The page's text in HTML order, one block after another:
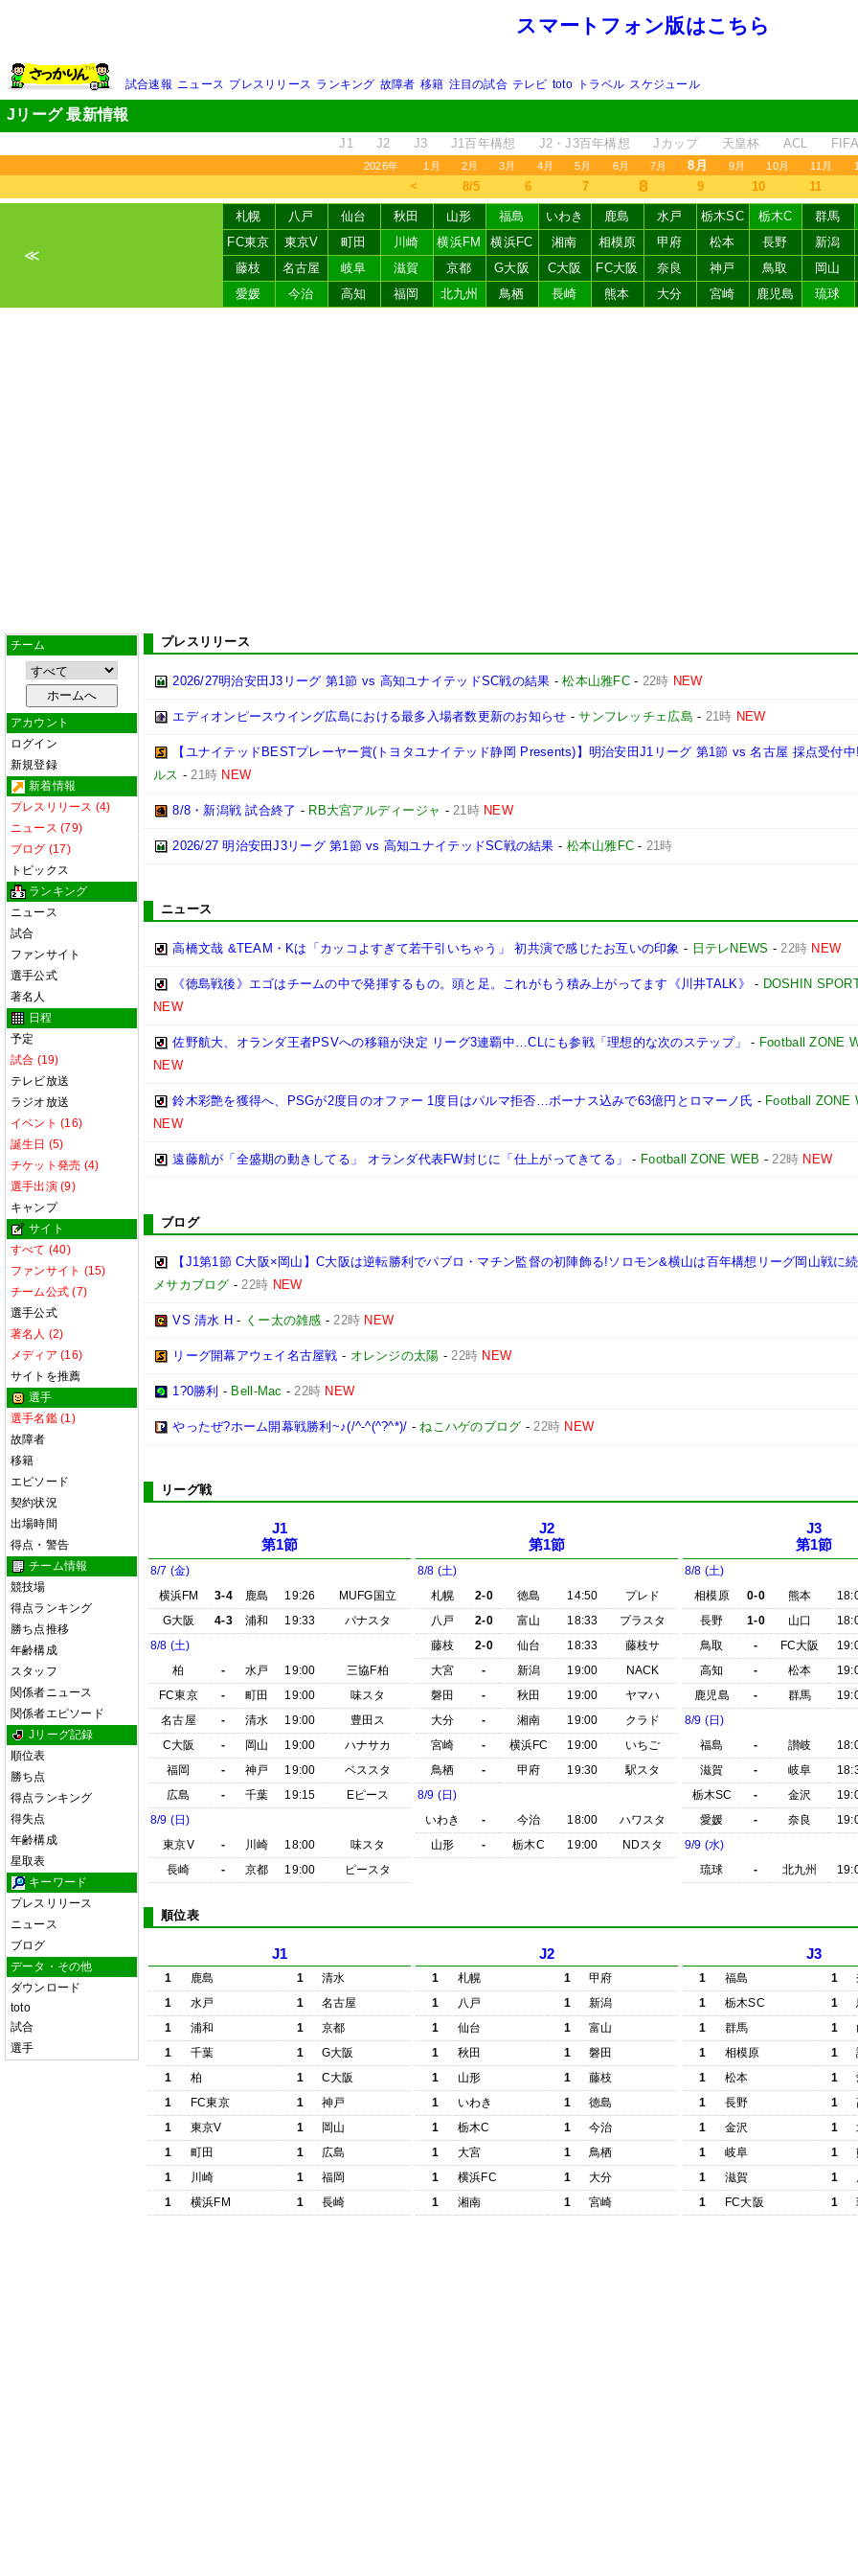
スマートフォン版はこちら
試合速報 ニュース プレスリリース ランキング 故障者 移籍 注目の試合 テレビ toto トラベル スケジュール
Jリーグ 最新情報
J1 J2 J3 J1百年構想 J2・J3百年構想 Jカップ 天皇杯 ACL
2026年 1月 2月 3月 4月 5月 6月 7月 8月 9月 10月 11月
＜ 8/5 6 7 8 9 10 11
≪
札幌 八戸 仙台 秋田 山形 福島 いわき 鹿島 水戸 栃木SC 栃木C 群馬
FC東京
東京V 町田 川崎 横浜FM 横浜FC 湘南 相模原 甲府 松本 長野 新潟
藤枝
名古屋 岐阜 滋賀 京都 G大阪 C大阪 FC大阪 奈良 神戸 鳥取 岡山
愛媛
今治 高知 福岡 北九州 鳥栖 長崎 熊本 大分 宮崎 鹿児島 琉球
チーム
アカウント
ログイン
新規登録
新着情報
プレスリリース (4)
ニュース (79)
ブログ (17)
トピックス
ランキング
ニュース
試合
ファンサイト
選手公式
著名人
日程
予定
試合 (19)
テレビ放送
ラジオ放送
イベント (16)
誕生日 (5)
チケット発売 (4)
選手出演 (9)
キャンプ
サイト
すべて (40)
ファンサイト (15)
チーム公式 (7)
選手公式
著名人 (2)
メディア (16)
サイトを推薦
選手
選手名鑑 (1)
故障者
移籍
エピソード
契約状況
出場時間
得点・警告
チーム情報
競技場
得点ランキング
勝ち点推移
年齢構成
スタッフ
関係者ニュース
関係者エピソード
Jリーグ記録
順位表
勝ち点
得点ランキング
得失点
年齢構成
星取表
キーワード
プレスリリース
ニュース
ブログ
データ・その他
ダウンロード
toto
試合
選手
プレスリリース
2026/27明治安田J3リーグ 第1節 vs 高知ユナイテッドSC戦の結果 -松本山雅FC- 22時 NEW
エディオンピースウイング広島における最多入場者数更新のお知らせ -サンフレッチェ広島 - 21時 NEW
【ユナイテッドBESTプレーヤー賞(トヨタユナイテッド静岡 Presents)】明治安田J1リーグ 第1節 vs 名古屋 採点受付中!
ルス -21時 NEW
8/8・新潟戦 試合終了 - RB大宮アルディージャ -21時 NEW
2026/27 明治安田J3リーグ 第1節 vs 高知ユナイテッドSC戦の結果 - 松本山雅FC - 21時
ニュース
高橋文哉 &TEAM・Kは「カッコよすぎて若干引いちゃう」 初共演で感じたお互いの印象 - 日テレNEWS -22時 NEW
《徳島戦後》エゴはチームの中で発揮するもの。頭と足。これがもう積み上がってます《川井TALK》 - DOSHIN
NEW
佐野航大、オランダ王者PSVへの移籍が決定 リーグ3連覇中…CLにも参戦「理想的な次のステップ」 - Football ZONE
NEW
鈴木彩艶を獲得へ、PSGが2度目のオファー 1度目はパルマ拒否…ボーナス込みで63億円とロマーノ氏 - Football ZONE
NEW
遠藤航が「全盛期の動きしてる」 オランダ代表FW封じに「仕上がってきてる」 - Football ZONE WEB -22時 NEW
ブログ
【J1第1節 C大阪×岡山】C大阪は逆転勝利でパブロ・マチン監督の初陣飾る!ソロモン&横山は百年構想リーグ岡山戦に
メサカブログ -22時 NEW
VS 清水 H - くー太の雑感 -22時 NEW
リーグ開幕アウェイ名古屋戦 - オレンジの太陽 -22時 NEW
1?0勝利 - Bell-Mac -22時 NEW
やったぜ?ホーム開幕戦勝利~♪(/^-^(^?^*)/ -ねこハゲのブログ -22時 NEW
リーグ戦
J1
第1節
8/7 (金)
横浜FM
3-4 鹿島 19:26
MUFG国立
G大阪
4-3 浦和 19:33
パナスタ
8/8 (土)
柏
- 水戸 19:00
三協F柏
FC東京
- 町田 19:00
味スタ
名古屋
- 清水 19:00
豊田ス
C大阪
- 岡山 19:00
ハナサカ
福岡
- 神戸 19:00
ベススタ
広島
- 千葉 19:15
Eピース
8/9 (日)
東京V
- 川崎 18:00
味スタ
長崎
- 京都 19:00 ピースタ
J2
第1節
8/8 (土)
札幌
2-0 徳島 14:50
プレド
八戸
2-0 富山 18:33
プラスタ
藤枝
2-0 仙台 18:33
藤枝サ
大宮
- 新潟 19:00
NACK
磐田
- 秋田 19:00
ヤマハ
大分
- 湘南 19:00
クラド
宮崎
- 横浜FC 19:00
いちご
鳥栖
- 甲府 19:30
駅スタ
8/9 (日)
いわき
- 今治 18:00
ハワスタ
山形
- 栃木C 19:00 NDスタ
J3
第1節
8/8 (土)
相模原
0-0 熊本
長野
1-0 山口
鳥取
- FC大阪
高知
- 松本
鹿児島
- 群馬
8/9 (日)
福島
- 讃岐
滋賀
- 岐阜
栃木SC
- 金沢
愛媛
- 奈良
9/9 (水)
琉球
- 北九州
順位表
J1
1 鹿島 1
清水
1
水戸 1
名古屋
1
浦和 1
京都
1
千葉 1
G大阪
1
柏 1
C大阪
1
FC東京 1
神戸
1
東京V 1
岡山
1
町田 1
広島
1
川崎 1
福岡
1
横浜FM 1 長崎
J2
1 札幌 1
甲府
1
八戸 1
新潟
1
仙台 1
富山
1
秋田 1
磐田
1
山形 1
藤枝
1
いわき 1
徳島
1
栃木C 1
今治
1
大宮 1
鳥栖
1
横浜FC 1
大分
1
湘南 1 宮崎
J3
1 福島 1
1
栃木SC 1
1
群馬 1
1
相模原 1
1
松本 1
1
長野 1
1
金沢 1
1
岐阜 1
1
滋賀 1
1
FC大阪 1